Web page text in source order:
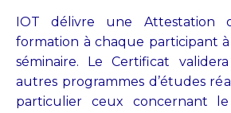
IOT délivre une Attestation
formation à chaque participant
séminaire. Le Certificat
autres programmes d’études
particulier ceux concernant